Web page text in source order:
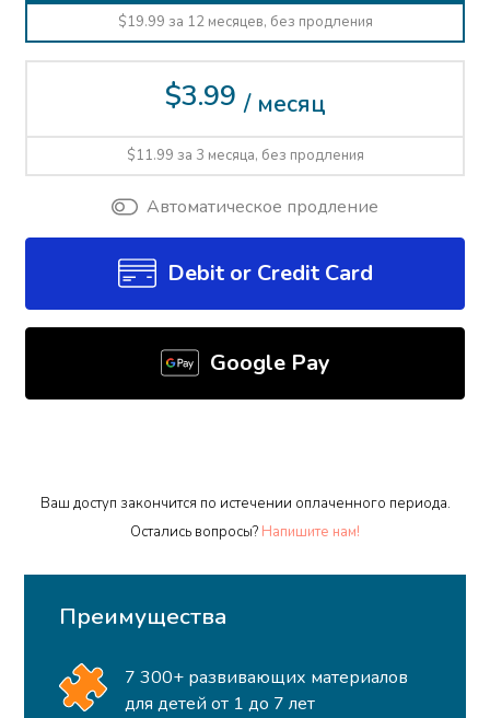
$19.99 за 12 месяцев, без продления
$3.99 / месяц
$11.99 за 3 месяца, без продления
Автоматическое продление
Debit or Credit Card
Google Pay
Ваш доступ закончится по истечении оплаченного периода.
Остались вопросы? Напишите нам!
Преимущества
7 300+ развивающих материалов
для детей от 1 до 7 лет